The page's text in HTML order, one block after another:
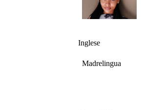
Inglese
Madrelingua